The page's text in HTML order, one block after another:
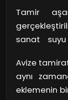
çekin; bu
sağlayacaktır.
uyumlu
Tamir
sanat
yeni gibi
Avize
aynı
eklemenin